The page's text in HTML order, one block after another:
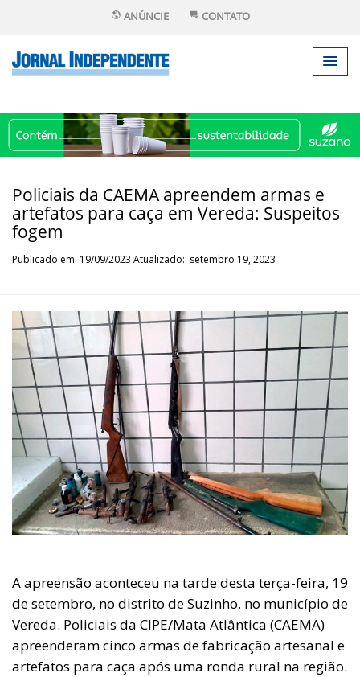
ANÚNCIE CONTATO
Policiais da CAEMA apreendem armas e
artefatos para caça em Vereda: Suspeitos
fogem
Publicado em: 19/09/2023 Atualizado:: setembro 19, 2023
A apreensão aconteceu na tarde desta terça-feira, 19
de setembro, no distrito de Suzinho, no município de
Vereda. Policiais da CIPE/Mata Atlântica (CAEMA)
apreenderam cinco armas de fabricação artesanal e
artefatos para caça após uma ronda rural na região.